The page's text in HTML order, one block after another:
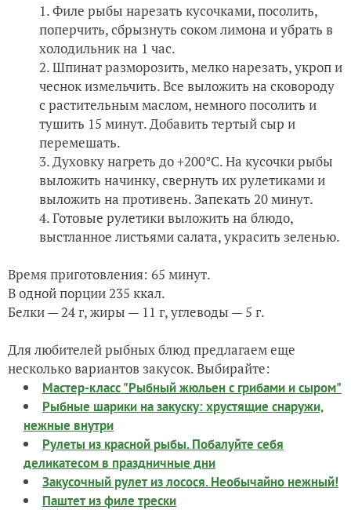
Филе рыбы нарезать кусочками, посолить,
поперчить, сбрызнуть соком лимона и убрать в
холодильник на 1 час.
Шпинат разморозить, мелко нарезать, укроп и
чеснок измельчить. Все выложить на сковороду
с растительным маслом, немного посолить и
тушить 15 минут. Добавить тертый сыр и
перемешать.
Духовку нагреть до +200°С. На кусочки рыбы
выложить начинку, свернуть их рулетиками и
выложить на противень. Запекать 20 минут.
Готовые рулетики выложить на блюдо,
выстланное листьями салата, украсить зеленью.
Время приготовления: 65 минут.
В одной порции 235 ккал.
Белки — 24 г, жиры — 11 г, углеводы — 5 г.
Для любителей рыбных блюд предлагаем еще
несколько вариантов закусок. Выбирайте:
Мастер-класс "Рыбный жюльен с грибами и сыром"
Рыбные шарики на закуску: хрустящие снаружи,
нежные внутри
Рулеты из красной рыбы. Побалуйте себя
деликатесом в праздничные дни
Закусочный рулет из лосося. Необычайно нежный!
Паштет из филе трески